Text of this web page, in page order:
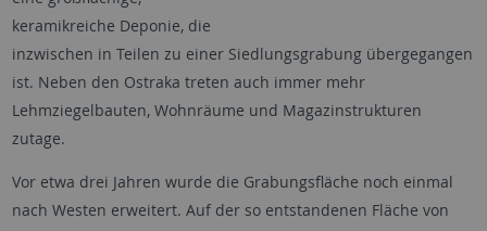
keramikreiche Deponie, die
inzwischen in Teilen zu einer Siedlungsgrabung übergegangen
ist. Neben den Ostraka treten auch immer mehr
Lehmziegelbauten, Wohnräume und Magazinstrukturen
zutage.
Vor etwa drei Jahren wurde die Grabungsfläche noch einmal
nach Westen erweitert. Auf der so entstandenen Fläche von